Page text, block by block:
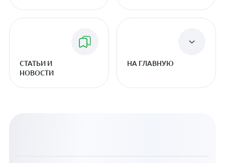
СТАТЬИ И
НОВОСТИ
НА ГЛАВНУЮ